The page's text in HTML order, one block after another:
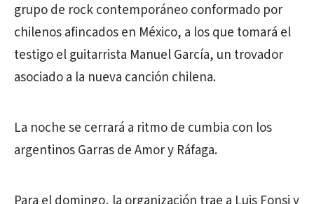
grupo de rock contemporáneo conformado por
chilenos afincados en México, a los que tomará el
testigo el guitarrista Manuel García, un trovador
asociado a la nueva canción chilena.
La noche se cerrará a ritmo de cumbia con los
argentinos Garras de Amor y Ráfaga.